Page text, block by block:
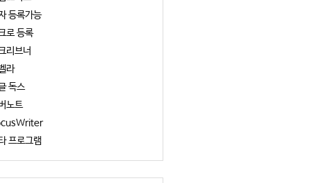
등록가능
로 등록
리브너
라
독스
노트
프로그램